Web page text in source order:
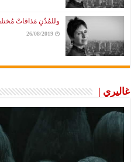
وللمُدُنِ مَذاقاتٌ
26/08/2019
غاليري |